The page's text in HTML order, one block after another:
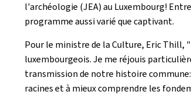
l'archéologie (JEA) au Luxembourg!
programme aussi varié que captivant.
Pour le ministre de la Culture, Eric
luxembourgeois. Je me réjouis
transmission de notre histoire
racines et à mieux comprendre les